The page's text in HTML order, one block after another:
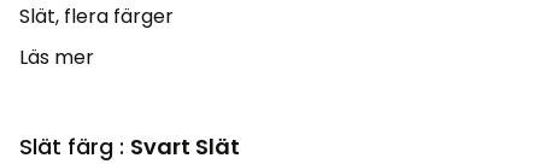
Slät, flera färger
Läs mer
Slät färg : Svart Slät